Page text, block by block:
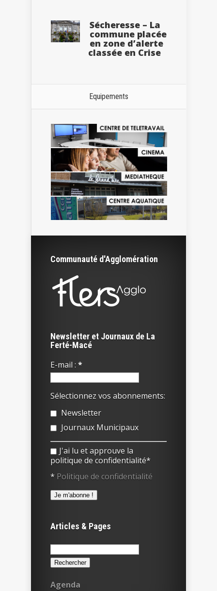
Sécheresse – La
commune placée
en zone d’alerte
classée en Crise
Equipements
Communauté d'Agglomération
Newsletter et Journaux de La
Ferté-Macé
E-mail : *
Sélectionnez vos abonnements:
Newsletter
Journaux Municipaux
J'ai lu et approuve la
politique de confidentialité*
* Politique de confidentialité
Articles & Pages
Rechercher :
Agenda